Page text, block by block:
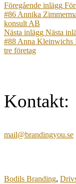
Föregående inlägg
#86 Annika
konsult AB
Nästa inlägg Nästa
#88 Anna Kleinwichs
tre företag
Kontakt:
mail@brandingyou.se
Bodils Branding,